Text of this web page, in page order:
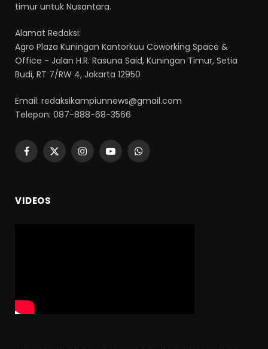
timur untuk Nusantara.
Alamat Redaksi:
Agro Plaza Kuningan Kantorkuu Coworking Space &
Office - Jalan H.R. Rasuna Said, Kuningan Timur, Setia
Budi, RT 7/RW 4, Jakarta 12950
Email: redaksikampiunnews@gmail.com
Telepon: 087-888-68-3566
Facebook
X
InstagramYouTubeWhatsApp
VIDEOS